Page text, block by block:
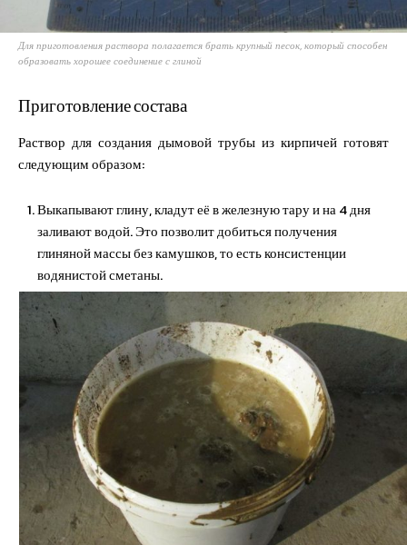
Для приготовления раствора полагается брать крупный песок, который способен
образовать хорошее соединение с глиной
Приготовление состава
Раствор для создания дымовой трубы из кирпичей готовят
следующим образом:
Выкапывают глину, кладут её в железную тару и на 4 дня
заливают водой. Это позволит добиться получения
глиняной массы без камушков, то есть консистенции
водянистой сметаны.